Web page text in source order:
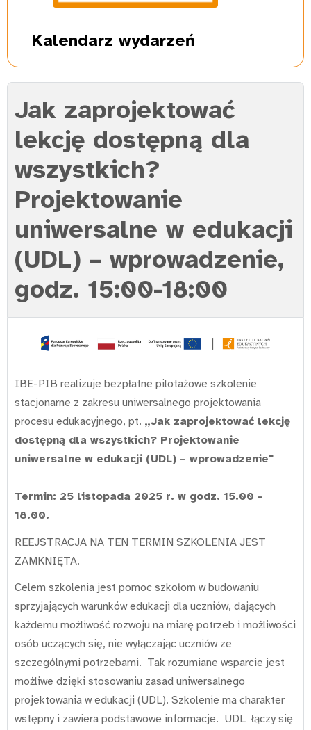
Kalendarz wydarzeń
Jak zaprojektować
lekcję dostępną dla
wszystkich?
Projektowanie
uniwersalne w edukacji
(UDL) – wprowadzenie,
godz. 15:00-18:00
IBE-PIB realizuje bezpłatne pilotażowe szkolenie
stacjonarne z zakresu uniwersalnego projektowania
procesu edukacyjnego, pt. „Jak zaprojektować lekcję
dostępną dla wszystkich? Projektowanie
uniwersalne w edukacji (UDL) – wprowadzenie"
Termin: 25 listopada 2025 r. w godz. 15.00 -
18.00.
REEJSTRACJA NA TEN TERMIN SZKOLENIA JEST
ZAMKNIĘTA.
Celem szkolenia jest pomoc szkołom w budowaniu
sprzyjających warunków edukacji dla uczniów, dających
każdemu możliwość rozwoju na miarę potrzeb i możliwości
osób uczących się, nie wyłączając uczniów ze
szczególnymi potrzebami. Tak rozumiane wsparcie jest
możliwe dzięki stosowaniu zasad uniwersalnego
projektowania w edukacji (UDL). Szkolenie ma charakter
wstępny i zawiera podstawowe informacje. UDL łączy się